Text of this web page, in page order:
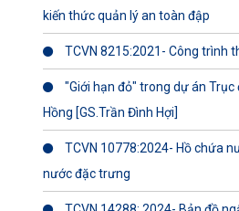
kiến thức quản lý an toàn đập
TCVN 8215:2021- Công trình
"Giới hạn đỏ" trong dự án Trục
Hồng [GS.Trần Đình Hợi]
TCVN 10778:2024- Hồ chứa
nước đặc trưng